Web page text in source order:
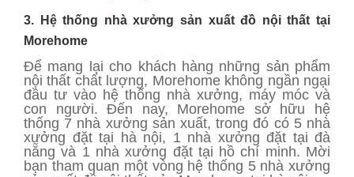
3. Hệ thống nhà xưởng sản xuất đồ nội thất tại
Morehome
Để mang lại cho khách hàng những sản phẩm
nội thất chất lượng, Morehome không ngần ngại
đầu tư vào hệ thống nhà xưởng, máy móc và
con người. Đến nay, Morehome sở hữu hệ
thống 7 nhà xưởng sản xuất, trong đó có 5 nhà
xưởng đặt tại hà nội, 1 nhà xưởng đặt tại đà
nẵng và 1 nhà xưởng đặt tại hồ chí minh. Mời
bạn tham quan một vòng hệ thống 5 nhà xưởng